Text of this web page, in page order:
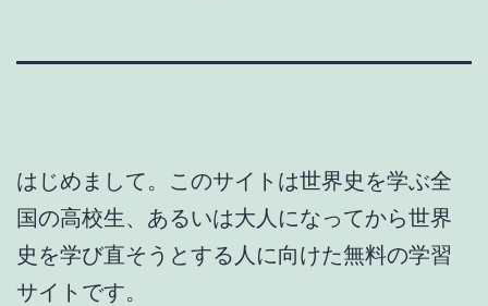
はじめまして。このサイトは世界史を学ぶ全
国の高校生、あるいは大人になってから世界
史を学び直そうとする人に向けた無料の学習
サイトです。